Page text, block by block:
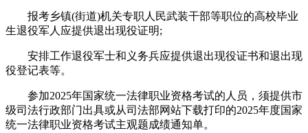
报考乡镇(街道)机关专职人民武装干部等职位的高校毕业
生退役军人应提供退出现役证明;
安排工作退役军士和义务兵应提供退出现役证书和退出现
役登记表等。
参加2025年国家统一法律职业资格考试的人员，须提供市
级司法行政部门出具或从司法部网站下载打印的2025年度国家
统一法律职业资格考试主观题成绩通知单。